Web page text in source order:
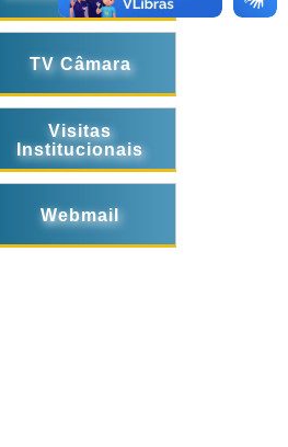
TV Câmara
Visitas
Institucionais
Webmail